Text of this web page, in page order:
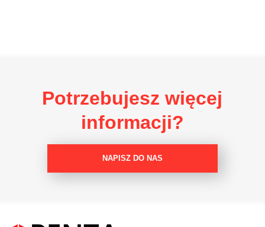
Potrzebujesz więcej
informacji?
NAPISZ DO NAS